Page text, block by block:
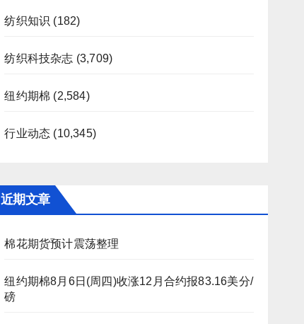
纺织知识 (182)
纺织科技杂志 (3,709)
纽约期棉 (2,584)
行业动态 (10,345)
近期文章
棉花期货预计震荡整理
纽约期棉8月6日(周四)收涨12月合约报83.16美分/
磅